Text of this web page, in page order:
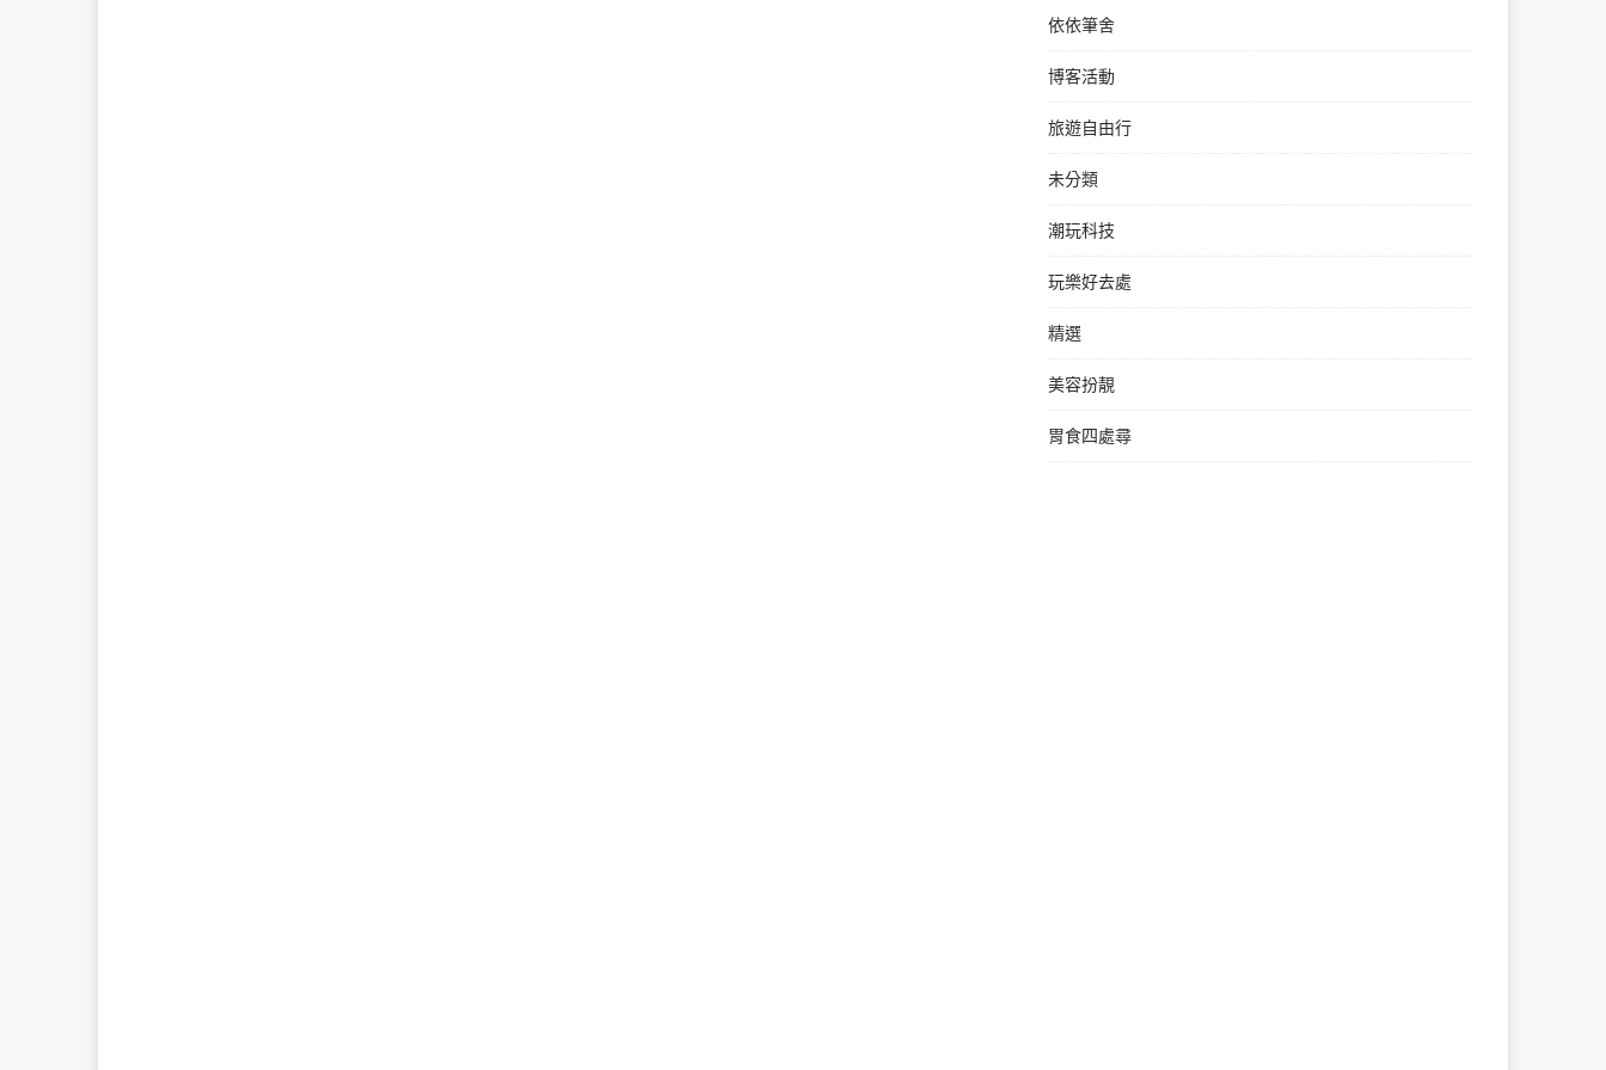
依依筆舍
博客活動
旅遊自由行
未分類
潮玩科技
玩樂好去處
精選
美容扮靚
胃食四處尋